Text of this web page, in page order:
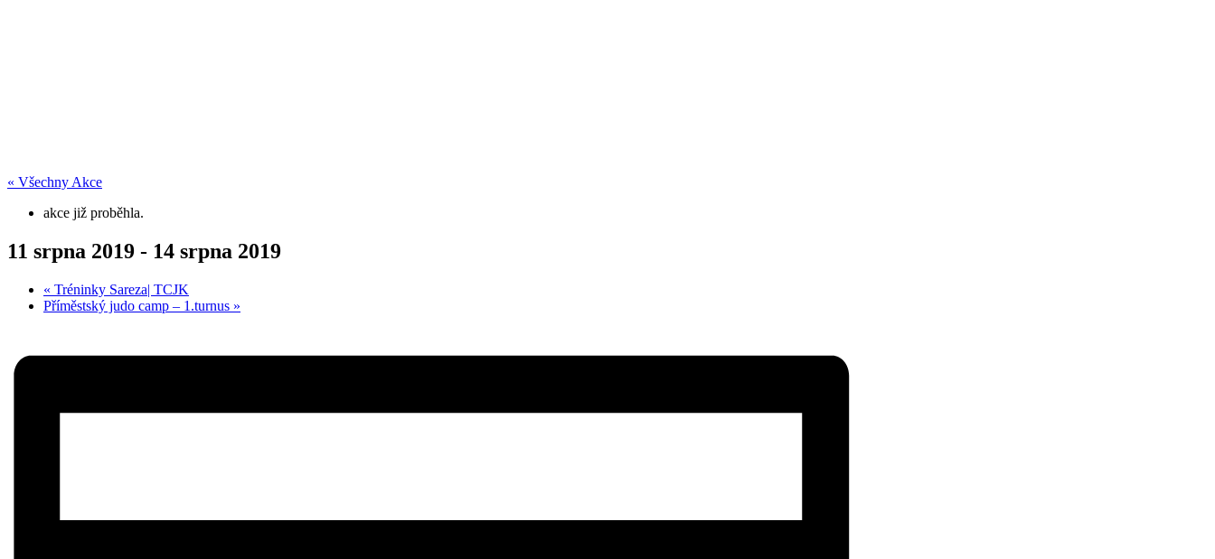
« Všechny Akce
akce již proběhla.
11 srpna 2019 - 14 srpna 2019
« Tréninky Sareza| TCJK
Příměstský judo camp – 1.turnus »